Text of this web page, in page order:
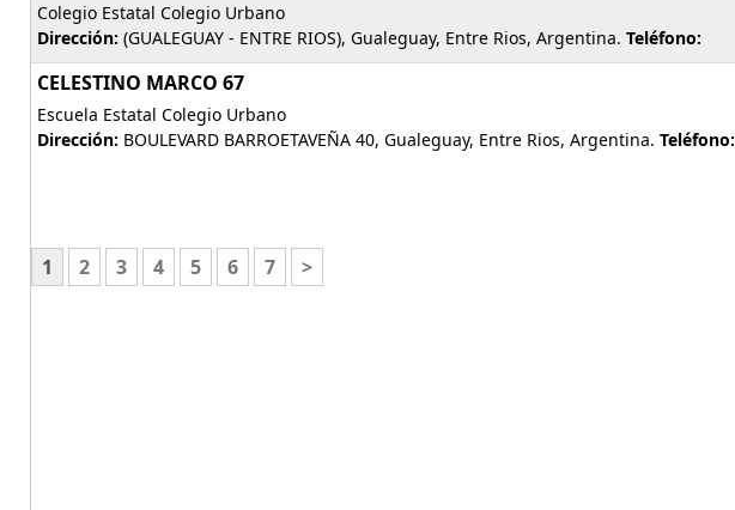
Colegio Estatal Colegio Urbano
Dirección: (GUALEGUAY - ENTRE RIOS), Gualeguay, Entre Rios, Argentina. Teléfono:
CELESTINO MARCO 67
Escuela Estatal Colegio Urbano
Dirección: BOULEVARD BARROETAVEÑA 40, Gualeguay, Entre Rios, Argentina. Teléfono:
1 2 3 4 5 6 7 >